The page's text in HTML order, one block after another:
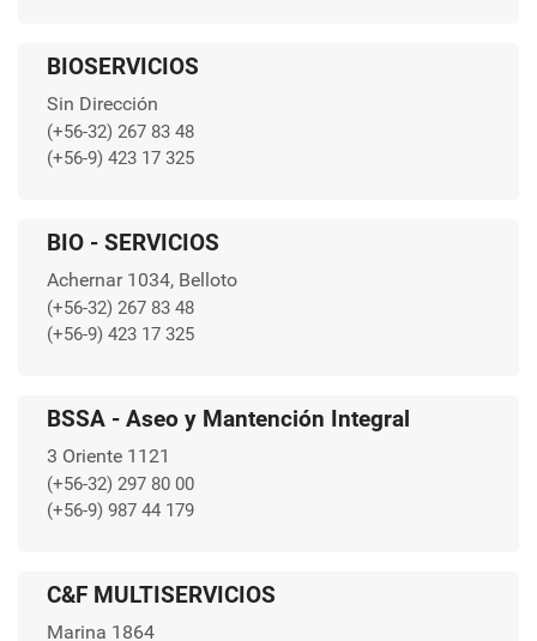
BIOSERVICIOS
Sin Dirección
(+56-32) 267 83 48
(+56-9) 423 17 325
BIO - SERVICIOS
Achernar 1034, Belloto
(+56-32) 267 83 48
(+56-9) 423 17 325
BSSA - Aseo y Mantención Integral
3 Oriente 1121
(+56-32) 297 80 00
(+56-9) 987 44 179
C&F MULTISERVICIOS
Marina 1864